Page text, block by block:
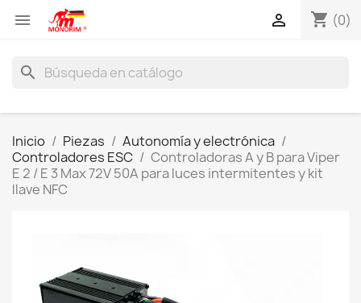
 shopping_cart (0)

search
Inicio Piezas
Autonomía y electrónica
Controladores ESC
Controladoras A y B para Viper
E 2 / E 3 Max 72V 50A para luces intermitentes y kit
llave NFC